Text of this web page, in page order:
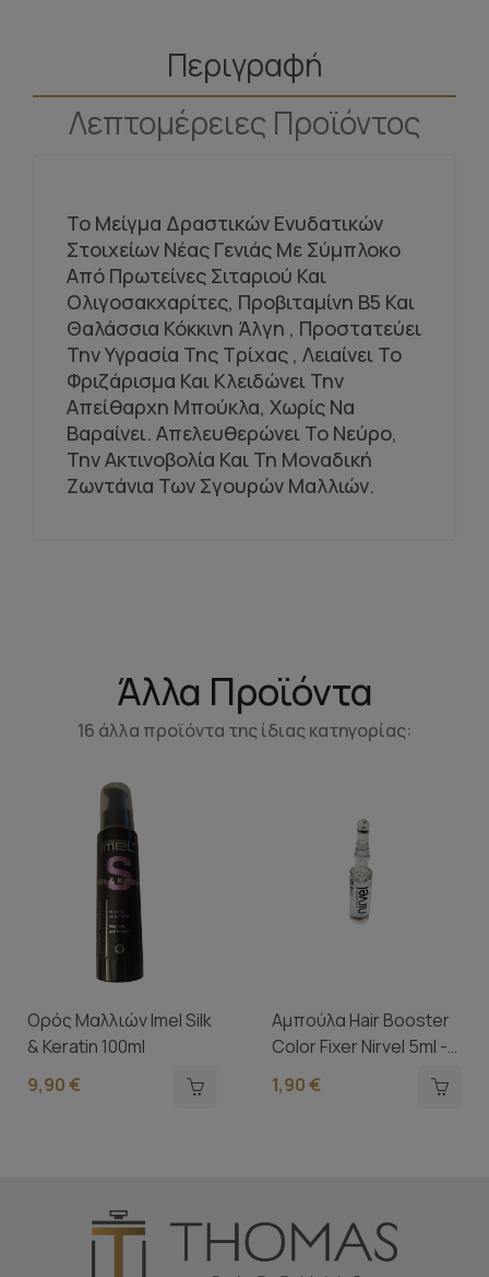
Περιγραφή
Λεπτομέρειες Προϊόντος
Το Μείγμα Δραστικών Ενυδατικών
Στοιχείων Νέας Γενιάς Με Σύμπλοκο
Από Πρωτείνες Σιταριού Και
Ολιγοσακχαρίτες, Προβιταμίνη Β5 Και
Θαλάσσια Κόκκινη Άλγη , Προστατεύει
Την Υγρασία Της Τρίχας , Λειαίνει Το
Φριζάρισμα Και Κλειδώνει Την
Απείθαρχη Μπούκλα, Χωρίς Να
Βαραίνει. Απελευθερώνει Το Νεύρο,
Την Ακτινοβολία Και Τη Μοναδική
Ζωντάνια Των Σγουρών Μαλλιών.
Άλλα Προϊόντα
16 άλλα προϊόντα της ίδιας κατηγορίας:
Ορός Μαλλιών Imel Silk
& Keratin 100ml
9,90 €
Αμπούλα Hair Booster
Color Fixer Nirvel 5ml -
1...
1,90 €